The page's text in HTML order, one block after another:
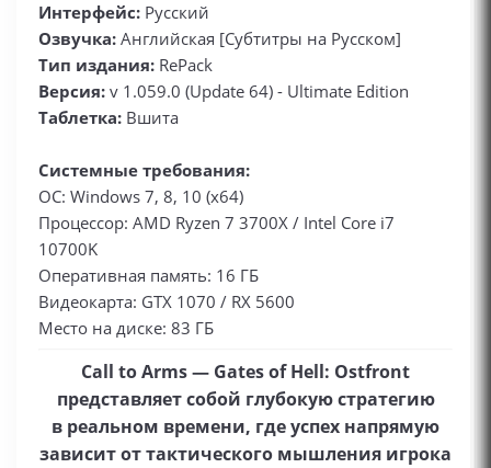
Интерфейс: Русский
Озвучка: Английская [Субтитры на Русском]
Тип издания: RePack
Версия: v 1.059.0 (Update 64) - Ultimate Edition
Таблетка: Вшита
Системные требования:
ОС: Windows 7, 8, 10 (x64)
Процессор: AMD Ryzen 7 3700X / Intel Core i7
10700K
Оперативная память: 16 ГБ
Видеокарта: GTX 1070 / RX 5600
Место на диске: 83 ГБ
Call to Arms — Gates of Hell: Ostfront
представляет собой глубокую стратегию
в реальном времени, где успех напрямую
зависит от тактического мышления игрока